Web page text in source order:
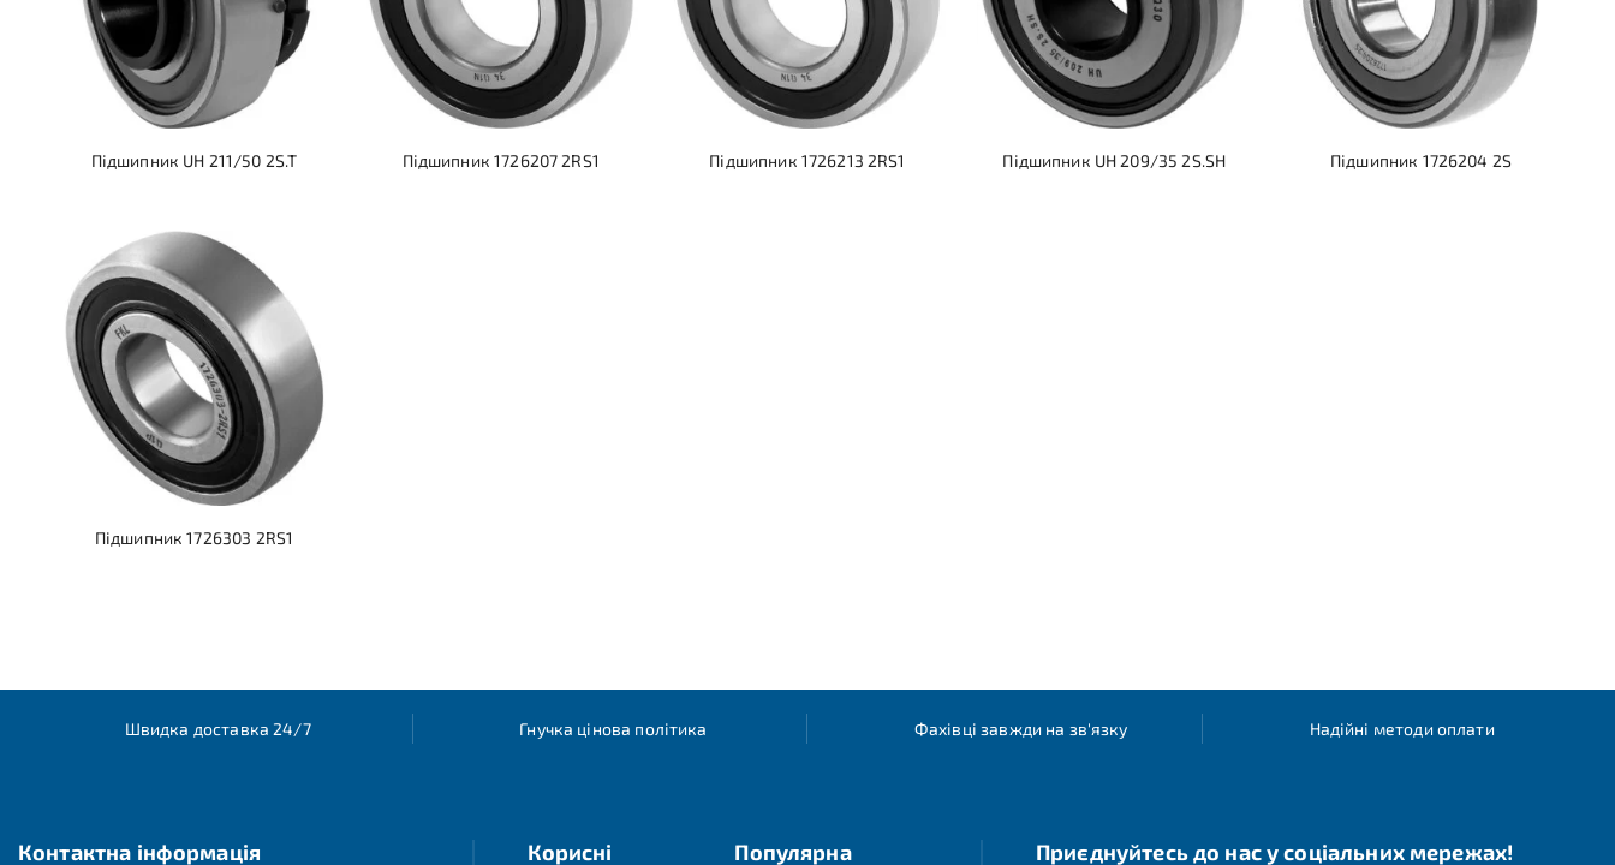
Підшипник UH 211/50 2S.T Підшипник 1726207 2RS1 Підшипник 1726213 2RS1 Підшипник UH 209/35 2S.SH Підшипник 1726204 2S
Підшипник 1726303 2RS1
Швидка доставка 24/7 Гнучка цінова політика Фахівці завжди на зв'язку Надійні методи оплати
Контактна інформація
Корисні
Популярна
Приєднуйтесь до нас у соціальних мережах!